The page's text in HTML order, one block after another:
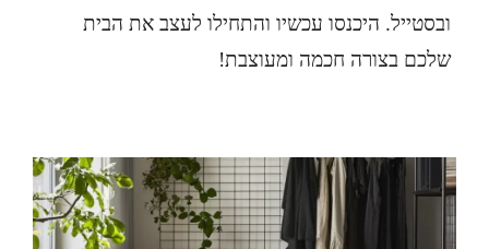
ובסטייל. היכנסו עכשיו והתחילו לעצב את הבית
שלכם בצורה חכמה ומעוצבת!